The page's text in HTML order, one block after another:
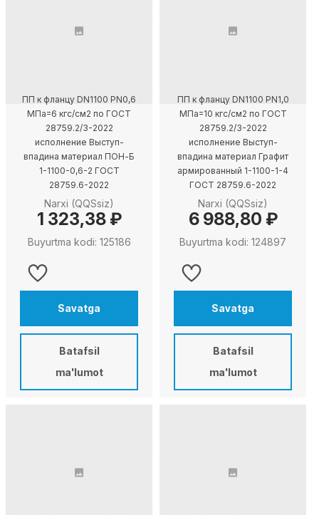
ПП к фланцу DN1100 PN0,6
МПа=6 кгс/см2 по ГОСТ
28759.2/3-2022
исполнение Выступ-
впадина материал ПОН-Б
1-1100-0,6-2 ГОСТ
28759.6-2022
Narxi (QQSsiz)
1 323,38 ₽
Buyurtma kodi: 125186
Savatga
Batafsil
ma'lumot
ПП к фланцу DN1100 PN1,0
МПа=10 кгс/см2 по ГОСТ
28759.2/3-2022
исполнение Выступ-
впадина материал Графит
армированный 1-1100-1-4
ГОСТ 28759.6-2022
Narxi (QQSsiz)
6 988,80 ₽
Buyurtma kodi: 124897
Savatga
Batafsil
ma'lumot